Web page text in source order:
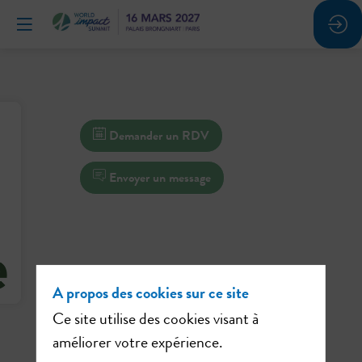
Demander un RDV
Envoyer un message
A propos des cookies sur ce site
Ce site utilise des cookies visant à
améliorer votre expérience.